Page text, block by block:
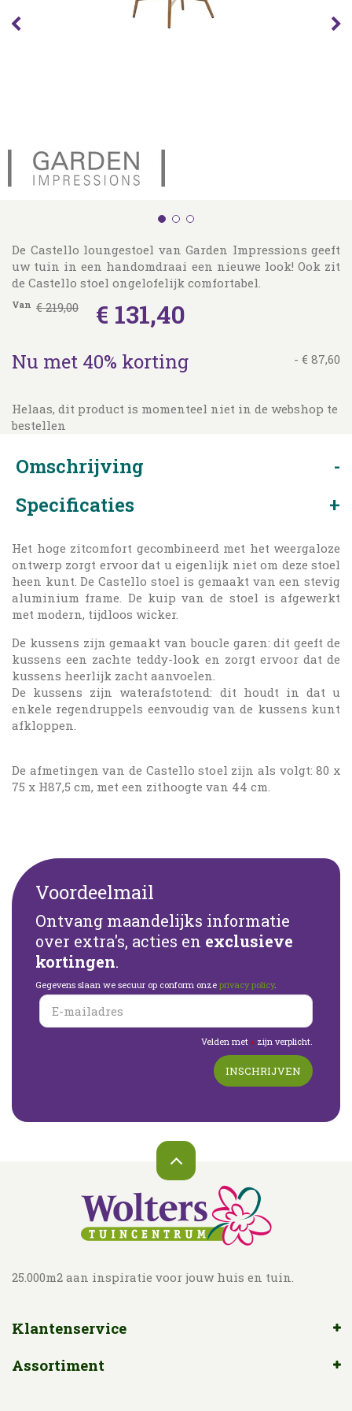
De Castello loungestoel van Garden Impressions geeft
uw tuin in een handomdraai een nieuwe look! Ook zit
de Castello stoel ongelofelijk comfortabel.
Van € 219,00 € 131,40
Nu met 40% korting - € 87,60
Helaas, dit product is momenteel niet in de webshop te
bestellen
Omschrijving
Specificaties
Het hoge zitcomfort gecombineerd met het weergaloze
ontwerp zorgt ervoor dat u eigenlijk niet om deze stoel
heen kunt. De Castello stoel is gemaakt van een stevig
aluminium frame. De kuip van de stoel is afgewerkt
met modern, tijdloos wicker.
De kussens zijn gemaakt van boucle garen: dit geeft de
kussens een zachte teddy-look en zorgt ervoor dat de
kussens heerlijk zacht aanvoelen.
De kussens zijn waterafstotend: dit houdt in dat u
enkele regendruppels eenvoudig van de kussens kunt
afkloppen.
De afmetingen van de Castello stoel zijn als volgt: 80 x
75 x H87,5 cm, met een zithoogte van 44 cm.
Voordeelmail
Ontvang maandelijks informatie
over extra's, acties en exclusieve
kortingen.
Gegevens slaan we secuur op conform onze privacy policy.
Velden met * zijn verplicht.
25.000m2 aan inspiratie voor jouw huis en tuin.
Klantenservice
Assortiment